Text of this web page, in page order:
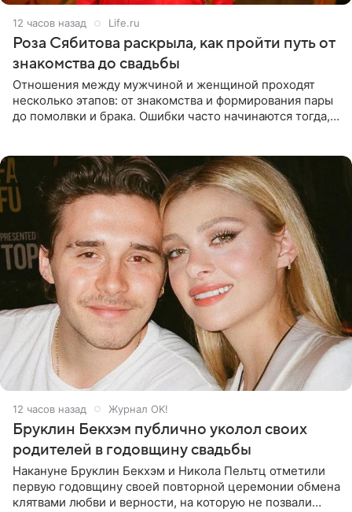
12 часов назад Life.ru
Роза Сябитова раскрыла, как пройти путь от
знакомства до свадьбы
Отношения между мужчиной и женщиной проходят
несколько этапов: от знакомства и формирования пары
до помолвки и брака. Ошибки часто начинаются тогда,
12 часов назад Журнал OK!
Бруклин Бекхэм публично уколол своих
родителей в годовщину свадьбы
Накануне Бруклин Бекхэм и Никола Пельтц отметили
первую годовщину своей повторной церемонии обмена
клятвами любви и верности, на которую не позвали